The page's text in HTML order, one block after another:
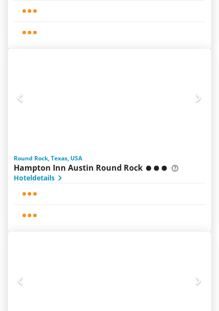
Round Rock, Texas, USA
Hampton Inn Austin Round Rock
Hoteldetails